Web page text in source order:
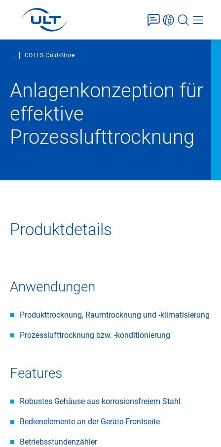
... COTES Cold-Store
Anlagenkonzeption für
effektive
Prozesslufttrocknung
Produktdetails
Anwendungen
Produkttrocknung, Raumtrocknung und -klimatisierung
Prozesslufttrocknung bzw. -konditionierung
Features
Robustes Gehäuse aus korrosionsfreiem Stahl
Bedienelemente an der Geräte-Frontseite
Betriebsstundenzähler